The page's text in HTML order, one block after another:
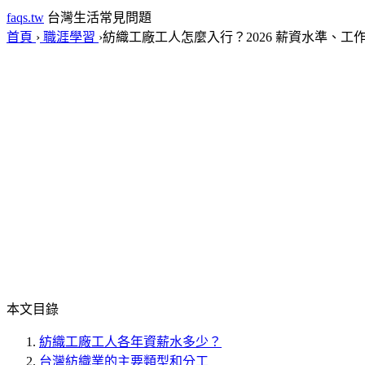
faqs.tw 台灣生活常見問題
首頁 › 職涯學習 ›紡織工廠工人怎麼入行？2026 薪資水準、工
本文目錄
紡織工廠工人各年資薪水多少？
台灣紡織業的主要類型和分工